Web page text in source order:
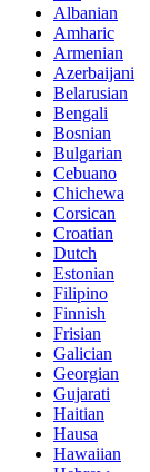
Albanian
Amharic
Armenian
Azerbaijani
Belarusian
Bengali
Bosnian
Bulgarian
Cebuano
Chichewa
Corsican
Croatian
Dutch
Estonian
Filipino
Finnish
Frisian
Galician
Georgian
Gujarati
Haitian
Hausa
Hawaiian